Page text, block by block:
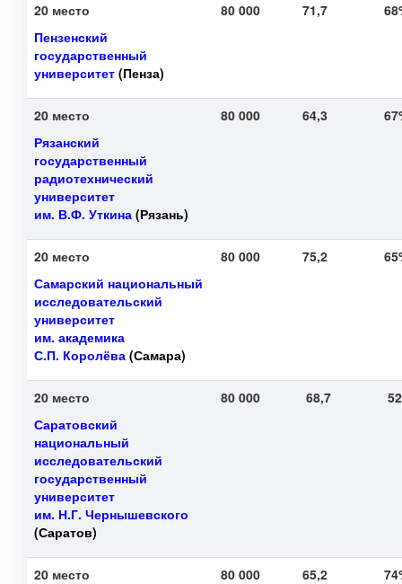
20 место
Пензенский
государственный
университет (Пенза)
80 000 71,7
20 место
Рязанский
государственный
радиотехнический
университет
им. В.Ф. Уткина (Рязань)
80 000 64,3
20 место
Самарский национальный
исследовательский
университет
им. академика
С.П. Королёва (Самара)
80 000 75,2
20 место
Саратовский
национальный
исследовательский
государственный
университет
им. Н.Г. Чернышевского
(Саратов)
80 000 68,7
20 место
80 000 65,2